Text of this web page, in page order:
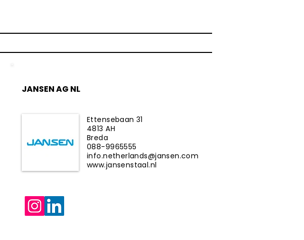
JANSEN AG NL
Ettensebaan 31
4813 AH
Breda
088-9965555
info.netherlands@jansen.com
www.jansenstaal.nl